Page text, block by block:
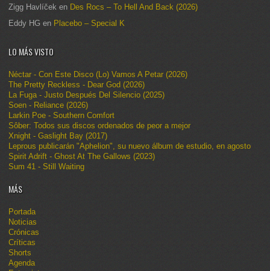
Zigg Havlíček en Des Rocs – To Hell And Back (2026)
Eddy HG en Placebo – Special K
LO MÁS VISTO
Néctar - Con Este Disco (Lo) Vamos A Petar (2026)
The Pretty Reckless - Dear God (2026)
La Fuga - Justo Después Del Silencio (2025)
Soen - Reliance (2026)
Larkin Poe - Southern Comfort
Sôber: Todos sus discos ordenados de peor a mejor
Xnight - Gaslight Bay (2017)
Leprous publicarán "Aphelion", su nuevo álbum de estudio, en agosto
Spirit Adrift - Ghost At The Gallows (2023)
Sum 41 - Still Waiting
MÁS
Portada
Noticias
Crónicas
Críticas
Shorts
Agenda